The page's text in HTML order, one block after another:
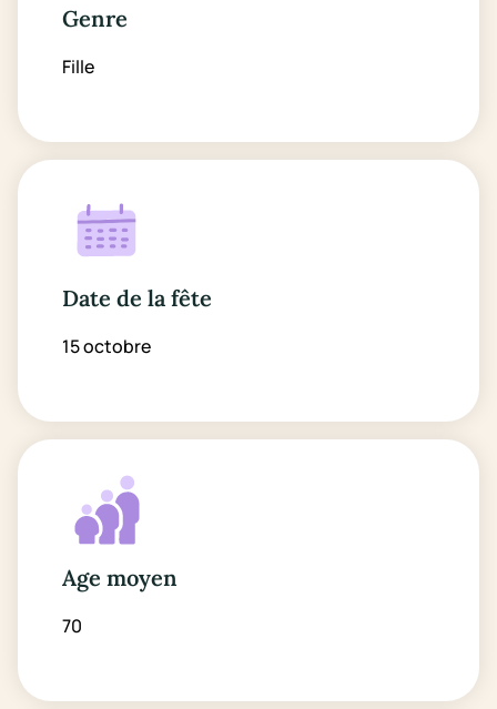
Genre
Fille
Date de la fête
15 octobre
Age moyen
70